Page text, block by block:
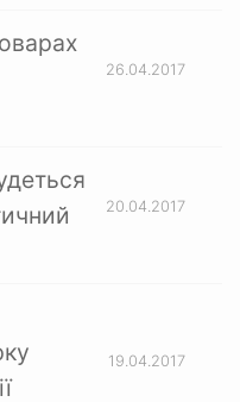
26.04.2017
20.04.2017
19.04.2017